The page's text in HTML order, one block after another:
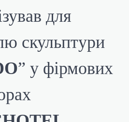
для
скульптури
” у фірмових